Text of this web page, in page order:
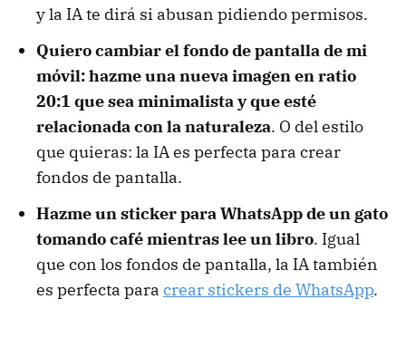
y la IA te dirá si abusan pidiendo permisos.
Quiero cambiar el fondo de pantalla de mi
móvil: hazme una nueva imagen en ratio
20:1 que sea minimalista y que esté
relacionada con la naturaleza. O del estilo
que quieras: la IA es perfecta para crear
fondos de pantalla.
Hazme un sticker para WhatsApp de un gato
tomando café mientras lee un libro. Igual
que con los fondos de pantalla, la IA también
es perfecta para crear stickers de WhatsApp.